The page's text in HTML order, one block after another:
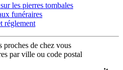
les pierres tombales
funéraires
réglement
proches de chez vous
par ville ou code postal